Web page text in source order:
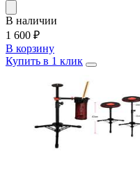
В наличии
1 600 ₽
В корзину
Купить в 1 клик